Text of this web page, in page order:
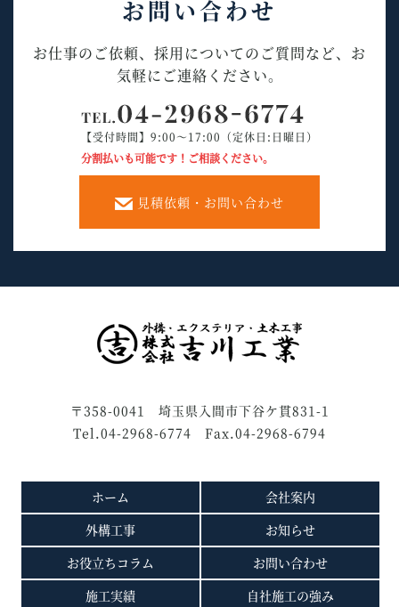
お問い合わせ
お仕事のご依頼、採用についてのご質問など、お
気軽にご連絡ください。
【受付時間】9:00～17:00（定休日:日曜日）
分割払いも可能です！ご相談ください。
見積依頼・お問い合わせ
〒358-0041 埼玉県入間市下谷ケ貫831-1
Tel.04-2968-6774 Fax.04-2968-6794
ホーム
外構工事
お役立ちコラム
施工実績
自社施工の強み
会社案内
お知らせ
お問い合わせ